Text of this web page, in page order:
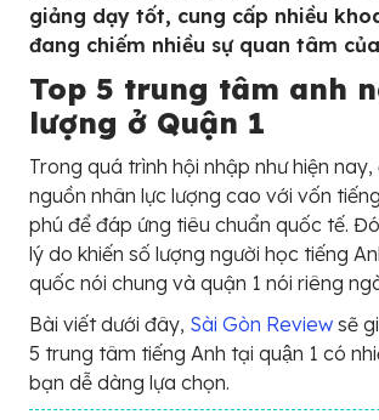
giảng dạy tốt, cung cấp nhiều
đang chiếm nhiều sự quan tâm
Top 5 trung tâm anh
lượng ở Quận 1
Trong quá trình hội nhập như hiện
nguồn nhân lực lượng cao với vốn
phú để đáp ứng tiêu chuẩn quốc tế.
lý do khiến số lượng người học tiếng
quốc nói chung và quận 1 nói riêng
Bài viết dưới đây, Sài Gòn Review sẽ
5 trung tâm tiếng Anh tại quận 1 có
bạn dễ dàng lựa chọn.